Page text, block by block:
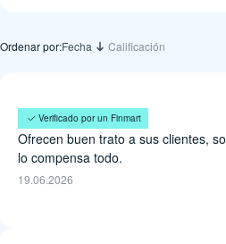
Ordenar por:Fecha Calificación
Marvela Ortiz
Ofrecen buen trato a sus clientes,
lo compensa todo.
19.06.2026
Verificado por un Finmart